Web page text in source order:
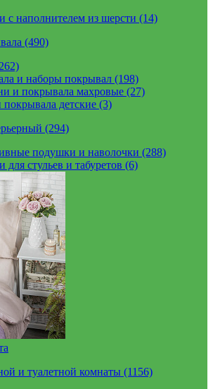
с наполнителем из шерсти (14)
(490)
и наборы покрывал (198)
и покрывала махровые (27)
детские (3)
(294)
подушки и наволочки (288)
стульев и табуретов (6)
и туалетной комнаты (1156)